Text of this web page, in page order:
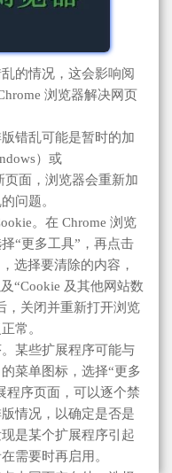
的情况，这会影响阅
浏览器解决网页
错乱可能是暂时的加
）或
页面，浏览器会重新加
问题。
。在 Chrome 浏览
“更多工具”，再点击
选择要清除的内容，
“Cookie 及其他网站数
，关闭并重新打开浏览
常。
某些扩展程序可能与
菜单图标，选择“更多
程序页面，可以逐个禁
情况，以确定是否是
是某个扩展程序引起
需要时再启用。